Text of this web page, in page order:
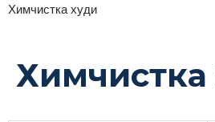
Химчистка худи
Химчистка